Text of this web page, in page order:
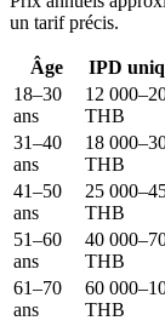
un tarif précis.
Âge IPD
18–30
ans
12
THB
31–40
ans
18
THB
41–50
ans
25
THB
51–60
ans
40
THB
61–70
ans
60
THB